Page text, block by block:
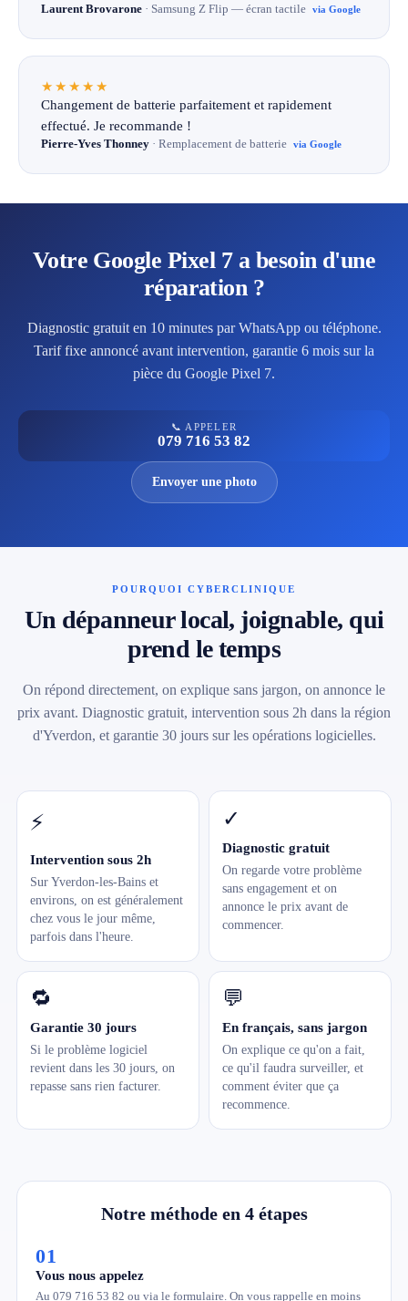
Laurent Brovarone · Samsung Z Flip — écran tactile via Google
★★★★★
Changement de batterie parfaitement et rapidement
effectué. Je recommande !
Pierre-Yves Thonney · Remplacement de batterie via Google
Votre Google Pixel 7 a besoin d'une
réparation ?
Diagnostic gratuit en 10 minutes par WhatsApp ou téléphone.
Tarif fixe annoncé avant intervention, garantie 6 mois sur la
pièce du Google Pixel 7.
📞 APPELER
079 716 53 82
Envoyer une photo
POURQUOI CYBERCLINIQUE
Un dépanneur local, joignable, qui
prend le temps
On répond directement, on explique sans jargon, on annonce le
prix avant. Diagnostic gratuit, intervention sous 2h dans la région
d'Yverdon, et garantie 30 jours sur les opérations logicielles.
⚡
Intervention sous 2h
Sur Yverdon-les-Bains et
environs, on est généralement
chez vous le jour même,
parfois dans l'heure.
✓
Diagnostic gratuit
On regarde votre problème
sans engagement et on
annonce le prix avant de
commencer.
🔁
Garantie 30 jours
Si le problème logiciel
revient dans les 30 jours, on
repasse sans rien facturer.
💬
En français, sans jargon
On explique ce qu'on a fait,
ce qu'il faudra surveiller, et
comment éviter que ça
recommence.
Notre méthode en 4 étapes
01
Vous nous appelez
Au 079 716 53 82 ou via le formulaire. On vous rappelle en moins